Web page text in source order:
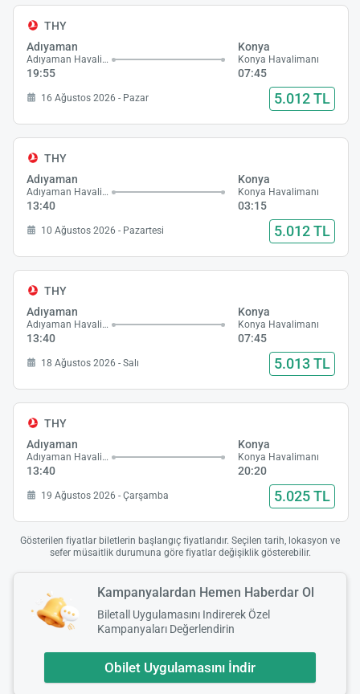
THY
Adıyaman
Adıyaman Havalimanı
19:55
Konya
Konya Havalimanı
07:45
16 Ağustos 2026 - Pazar 5.012 TL
THY
Adıyaman
Adıyaman Havalimanı
13:40
Konya
Konya Havalimanı
03:15
10 Ağustos 2026 - Pazartesi 5.012 TL
THY
Adıyaman
Adıyaman Havalimanı
13:40
Konya
Konya Havalimanı
07:45
18 Ağustos 2026 - Salı 5.013 TL
THY
Adıyaman
Adıyaman Havalimanı
13:40
Konya
Konya Havalimanı
20:20
19 Ağustos 2026 - Çarşamba 5.025 TL
Gösterilen fiyatlar biletlerin başlangıç fiyatlarıdır. Seçilen tarih, lokasyon ve
sefer müsaitlik durumuna göre fiyatlar değişiklik gösterebilir.
Kampanyalardan Hemen Haberdar Ol
Biletall Uygulamasını Indirerek Özel
Kampanyaları Değerlendirin
Obilet Uygulamasını İndir